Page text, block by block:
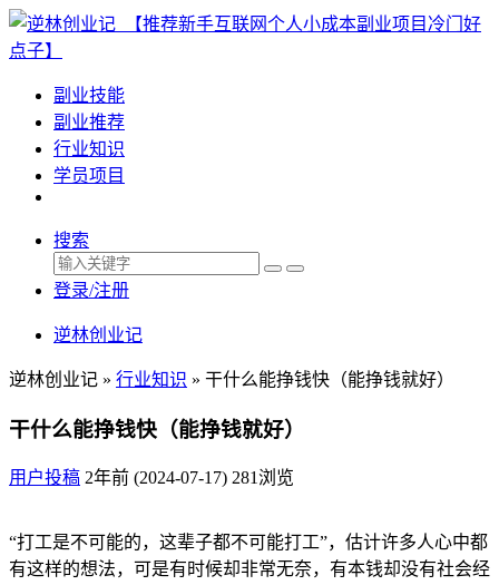
副业技能
副业推荐
行业知识
学员项目
搜索
登录/注册
逆林创业记
逆林创业记 » 行业知识 » 干什么能挣钱快（能挣钱就好）
干什么能挣钱快（能挣钱就好）
用户投稿 2年前 (2024-07-17) 281浏览
“打工是不可能的，这辈子都不可能打工”，估计许多人心中都
有这样的想法，可是有时候却非常无奈，有本钱却没有社会经